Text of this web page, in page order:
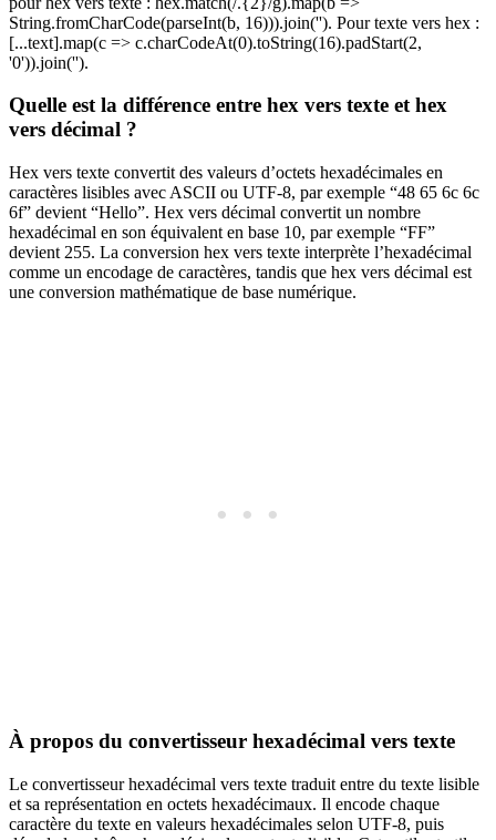
String.fromCharCode(parseInt(b, 16))).join(''). Pour texte vers hex :
[...text].map(c => c.charCodeAt(0).toString(16).padStart(2,
'0')).join('').
Quelle est la différence entre hex vers texte et hex
vers décimal ?
Hex vers texte convertit des valeurs d’octets hexadécimales en
caractères lisibles avec ASCII ou UTF-8, par exemple “48 65 6c 6c
6f” devient “Hello”. Hex vers décimal convertit un nombre
hexadécimal en son équivalent en base 10, par exemple “FF”
devient 255. La conversion hex vers texte interprète l’hexadécimal
comme un encodage de caractères, tandis que hex vers décimal est
une conversion mathématique de base numérique.
À propos du convertisseur hexadécimal vers texte
Le convertisseur hexadécimal vers texte traduit entre du texte lisible
et sa représentation en octets hexadécimaux. Il encode chaque
caractère du texte en valeurs hexadécimales selon UTF-8, puis